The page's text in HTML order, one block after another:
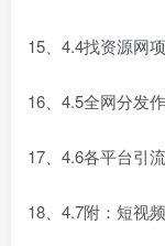
15、4.4找资源网
16、4.5全网分发
17、4.6各平台引
18、4.7附：短视